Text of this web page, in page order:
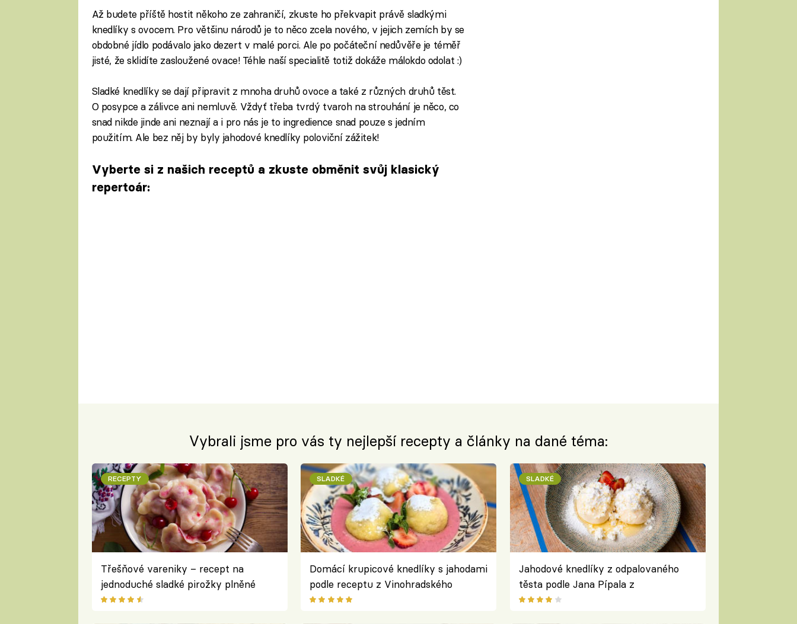
Až budete příště hostit někoho ze zahraničí, zkuste ho překvapit právě sladkými
knedlíky s ovocem. Pro většinu národů je to něco zcela nového, v jejich zemích by se
obdobné jídlo podávalo jako dezert v malé porci. Ale po počáteční nedůvěře je téměř
jisté, že sklidíte zasloužené ovace! Téhle naší specialitě totiž dokáže málokdo odolat :)
Sladké knedlíky se dají připravit z mnoha druhů ovoce a také z různých druhů těst.
O posypce a zálivce ani nemluvě. Vždyť třeba tvrdý tvaroh na strouhání je něco, co
snad nikde jinde ani neznají a i pro nás je to ingredience snad pouze s jedním
použitím. Ale bez něj by byly jahodové knedlíky poloviční zážitek!
Vyberte si z našich receptů a zkuste obměnit svůj klasický
repertoár:
Vybrali jsme pro vás ty nejlepší recepty a články na dané téma:
RECEPTY
Třešňové vareniky – recept na
jednoduché sladké pirožky plněné
ovocem
SLADKÉ
Domácí krupicové knedlíky s jahodami
podle receptu z Vinohradského
Parlamentu
SLADKÉ
Jahodové knedlíky z odpalovaného
těsta podle Jana Pípala z
Vinohradského Parlamentu